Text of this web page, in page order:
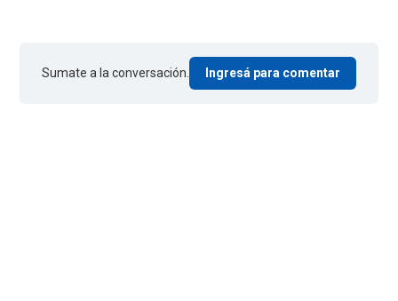
Sumate a la conversación. Ingresá para comentar